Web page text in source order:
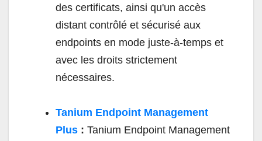
des certificats, ainsi qu'un accès
distant contrôlé et sécurisé aux
endpoints en mode juste-à-temps et
avec les droits strictement
nécessaires.
Tanium Endpoint Management
Plus : Tanium Endpoint Management